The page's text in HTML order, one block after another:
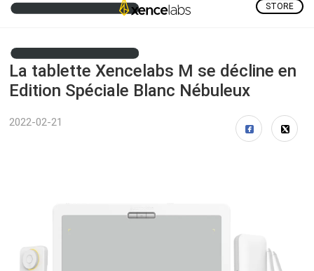
STORE
La tablette Xencelabs M se décline en
Edition Spéciale Blanc Nébuleux
2022-02-21